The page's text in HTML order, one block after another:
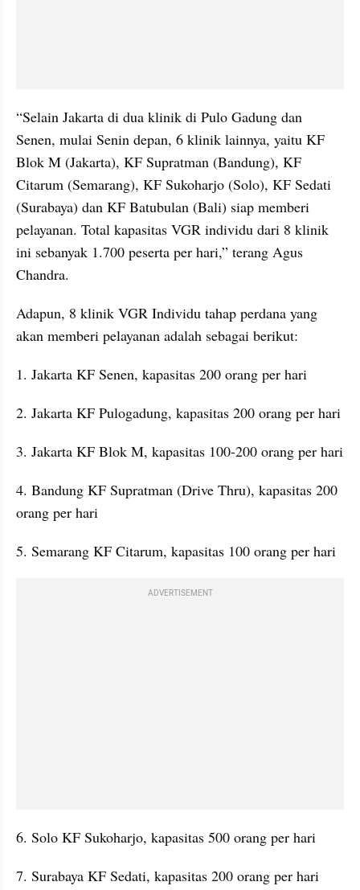
“Selain Jakarta di dua klinik di Pulo Gadung dan
Senen, mulai Senin depan, 6 klinik lainnya, yaitu KF
Blok M (Jakarta), KF Supratman (Bandung), KF
Citarum (Semarang), KF Sukoharjo (Solo), KF Sedati
(Surabaya) dan KF Batubulan (Bali) siap memberi
pelayanan. Total kapasitas VGR individu dari 8 klinik
ini sebanyak 1.700 peserta per hari,” terang Agus
Chandra.
Adapun, 8 klinik VGR Individu tahap perdana yang
akan memberi pelayanan adalah sebagai berikut:
1. Jakarta KF Senen, kapasitas 200 orang per hari
2. Jakarta KF Pulogadung, kapasitas 200 orang per hari
3. Jakarta KF Blok M, kapasitas 100-200 orang per hari
4. Bandung KF Supratman (Drive Thru), kapasitas 200
orang per hari
5. Semarang KF Citarum, kapasitas 100 orang per hari
ADVERTISEMENT
6. Solo KF Sukoharjo, kapasitas 500 orang per hari
7. Surabaya KF Sedati, kapasitas 200 orang per hari